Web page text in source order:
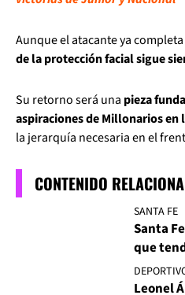
Aunque el atacante ya
de la protección facial sigue
Su retorno será una pieza
aspiraciones de Millonarios en
la jerarquía necesaria en el
CONTENIDO
SANTA FE
Santa
que
Leonel